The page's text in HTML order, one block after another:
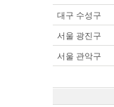
대구 수성구
서울 광진구
서울 관악구